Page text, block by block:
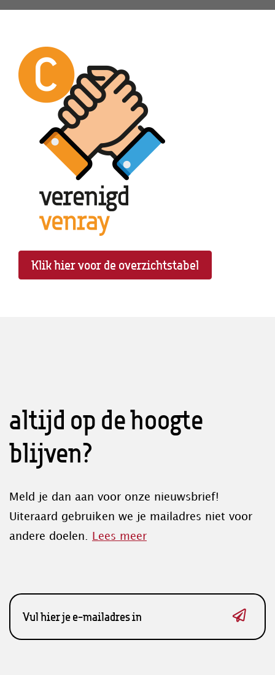
Klik hier voor de overzichtstabel
altijd op de hoogte
blijven?
Meld je dan aan voor onze nieuwsbrief!
Uiteraard gebruiken we je mailadres niet voor
andere doelen.
Lees meer